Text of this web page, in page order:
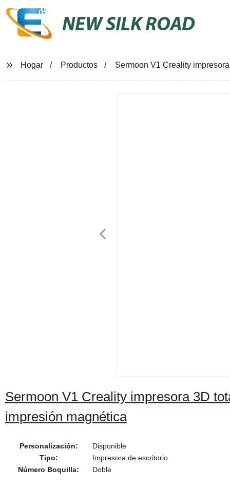
NEW SILK ROAD
Hogar Productos Sermoon V1 Creality
Sermoon V1 Creality impresora 3D
impresión magnética
Personalización:
Disponible
Tipo:
Impresora de escritorio
Número Boquilla:
Doble